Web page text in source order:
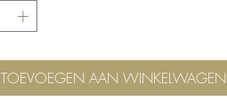
TOEVOEGEN AAN WINKELWAGEN